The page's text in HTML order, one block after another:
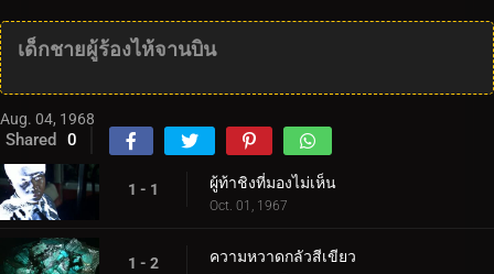
เด็กชายผู้ร้องไห้จานบิน
Aug. 04, 1968
Shared 0
1 - 1 ผู้ท้าชิงที่มองไม่เห็น
Oct. 01, 1967
1 - 2 ความหวาดกลัวสีเขียว